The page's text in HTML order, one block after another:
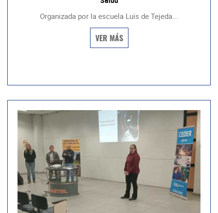
Organizada por la escuela Luis de Tejeda...
VER MÁS